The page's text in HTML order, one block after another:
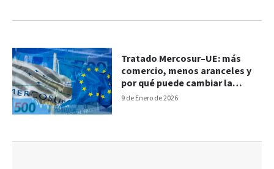
9 de Enero de 2026
Tratado Mercosur–UE: más
comercio, menos aranceles y
por qué puede cambiar la
economía argentina